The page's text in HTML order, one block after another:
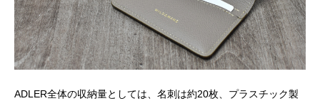
ADLER全体の収納量としては、名刺は約20枚、プラスチック製